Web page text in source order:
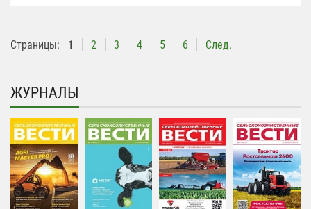
Страницы: 1 2 3 4 5 6 След.
ЖУРНАЛЫ